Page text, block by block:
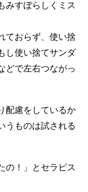
みすぼらしくミス
ておらず、使い捨
し使い捨てサンダ
どで左右つながっ
配慮をしているか
うものは試される
の！」とセラピス